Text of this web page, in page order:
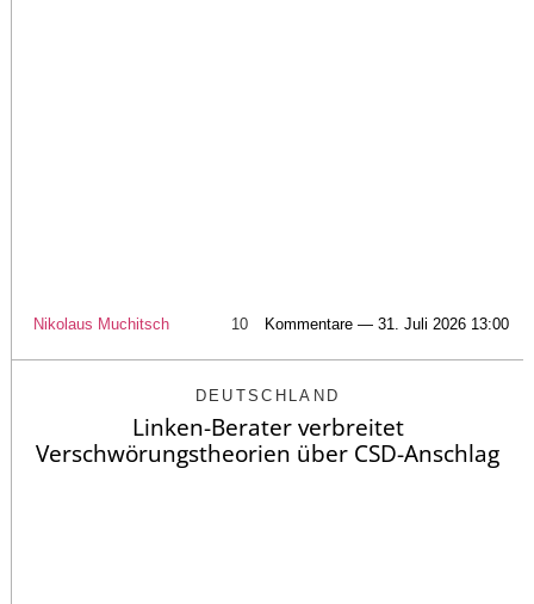
Nikolaus Muchitsch 10 Kommentare — 31. Juli 2026 13:00
DEUTSCHLAND
Linken-Berater verbreitet
Verschwörungstheorien über CSD-Anschlag